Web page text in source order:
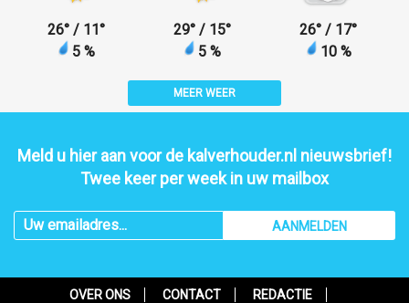
26° / 11°
5 %
29° / 15°
5 %
26° / 17°
10 %
MEER WEER
Meld u hier aan voor de kalverhouder.nl nieuwsbrief!
Twee keer per week in uw mailbox
AANMELDEN
OVER ONS CONTACT REDACTIE